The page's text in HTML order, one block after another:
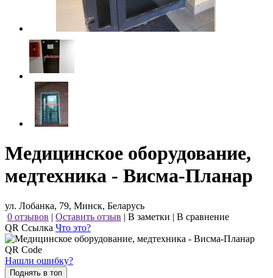
Медицинское оборудование,
медтехника - Висма-Планар
ул. Лобанка, 79, Минск, Беларусь
0 отзывов | Оставить отзыв | В заметки | В сравнение
QR Ссылка Что это?
Нашли ошибку?
Поднять в топ